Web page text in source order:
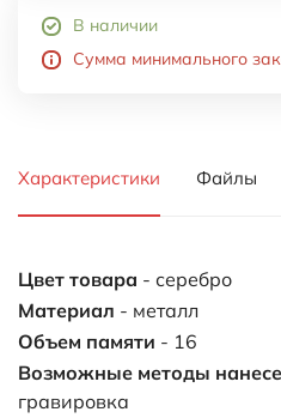
В наличии
Сумма минимального
Характеристики Файлы
Цвет товара - серебро
Материал - металл
Объем памяти - 16
Возможные методы
гравировка